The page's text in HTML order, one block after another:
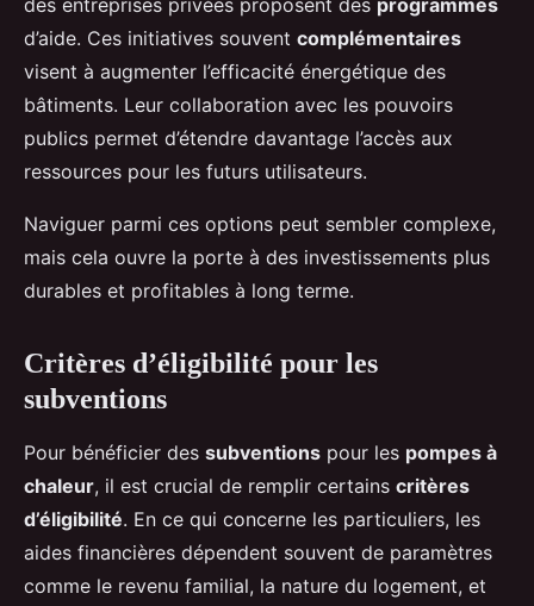
des entreprises privées proposent des programmes
d’aide. Ces initiatives souvent complémentaires
visent à augmenter l’efficacité énergétique des
bâtiments. Leur collaboration avec les pouvoirs
publics permet d’étendre davantage l’accès aux
ressources pour les futurs utilisateurs.
Naviguer parmi ces options peut sembler complexe,
mais cela ouvre la porte à des investissements plus
durables et profitables à long terme.
Critères d’éligibilité pour les
subventions
Pour bénéficier des subventions pour les pompes à
chaleur, il est crucial de remplir certains critères
d’éligibilité. En ce qui concerne les particuliers, les
aides financières dépendent souvent de paramètres
comme le revenu familial, la nature du logement, et